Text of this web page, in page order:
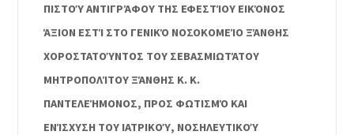
ΠΙΣΤΟΎ ΑΝΤΙΓΡΆΦΟΥ ΤΗΣ ΕΦΕΣΤΊΟΥ ΕΙΚΌΝΟΣ
ΆΞΙΟΝ ΕΣΤΊ ΣΤΟ ΓΕΝΙΚΌ ΝΟΣΟΚΟΜΕΊΟ ΞΆΝΘΗΣ
ΧΟΡΟΣΤΑΤΟΎΝΤΟΣ ΤΟΥ ΣΕΒΑΣΜΙΩΤΆΤΟΥ
ΜΗΤΡΟΠΟΛΊΤΟΥ ΞΆΝΘΗΣ Κ. Κ.
ΠΑΝΤΕΛΕΉΜΟΝΟΣ, ΠΡΟΣ ΦΩΤΙΣΜΌ ΚΑΙ
ΕΝΊΣΧΥΣΗ ΤΟΥ ΙΑΤΡΙΚΟΎ, ΝΟΣΗΛΕΥΤΙΚΟΎ